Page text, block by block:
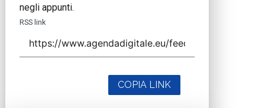
negli appunti.
RSS link
COPIA LINK